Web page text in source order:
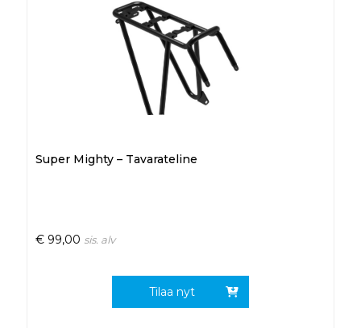
Super Mighty – Tavarateline
€ 99,00 sis. alv
Tilaa nyt